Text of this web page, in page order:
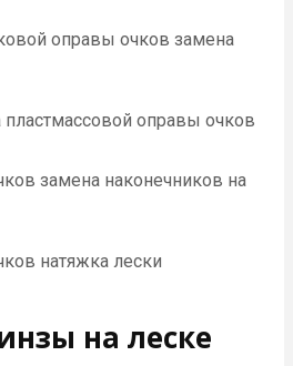
оправы очков замена
оправы очков
замена наконечников на
натяжка лески
на леске